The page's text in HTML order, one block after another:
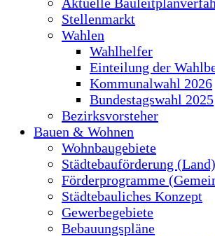
Stellenmarkt
Wahlen
Wahlhelfer
Einteilung der
Kommunalwahl 2026
Bundestagswahl 2025
Bezirksvorsteher
Bauen & Wohnen
Wohnbaugebiete
Städtebauförderung (Land)
Förderprogramme
Städtebauliches Konzept
Gewerbegebiete
Bebauungspläne